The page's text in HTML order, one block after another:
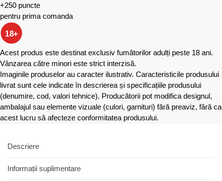
+250 puncte
pentru prima comanda
18+
Acest produs este destinat exclusiv fumătorilor adulți peste 18 ani.
Vânzarea către minori este strict interzisă.
Imaginile produselor au caracter ilustrativ. Caracteristicile produsului
livrat sunt cele indicate în descrierea și specificațiile produsului
(denumire, cod, valori tehnice). Producătorii pot modifica designul,
ambalajul sau elemente vizuale (culori, garnituri) fără preaviz, fără ca
acest lucru să afecteze conformitatea produsului.
Descriere
Informații suplimentare